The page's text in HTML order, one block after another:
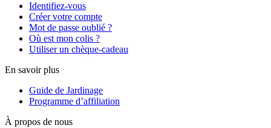
Identifiez-vous
Créer votre compte
Mot de passe oublié ?
Où est mon colis ?
Utiliser un chèque-cadeau
En savoir plus
Guide de Jardinage
Programme d’affiliation
À propos de nous